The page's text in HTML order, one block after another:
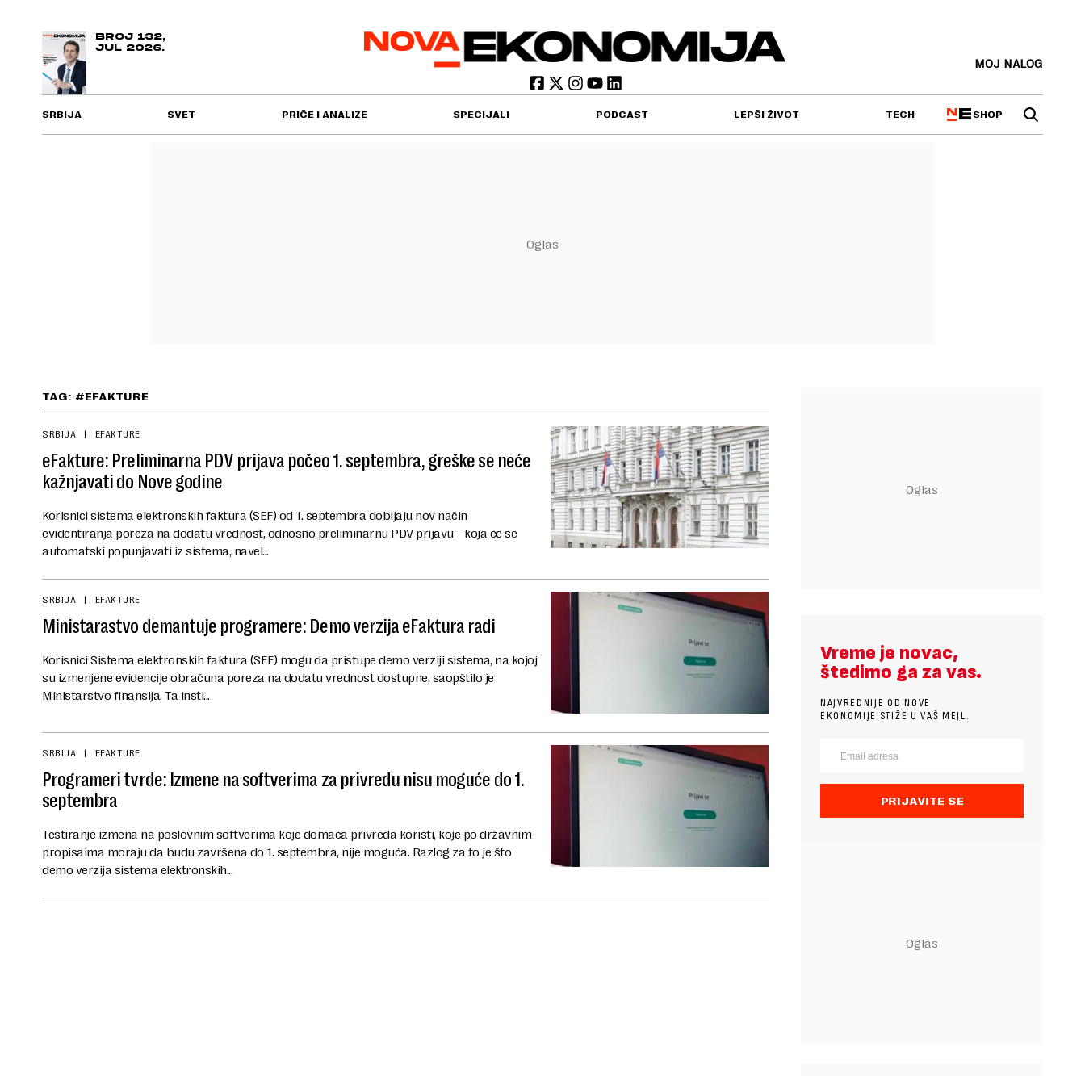
BROJ 132,
JUL 2026.
MOJ NALOG
SRBIJA SVET PRIČE I ANALIZE SPECIJALI PODCAST LEPŠI ŽIVOT TECH SHOP
TAG: #EFAKTURE
SRBIJA EFAKTURE
eFakture: Preliminarna PDV prijava počeo 1. septembra, greške se neće
kažnjavati do Nove godine
Korisnici sistema elektronskih faktura (SEF) od 1. septembra dobijaju nov način
evidentiranja poreza na dodatu vrednost, odnosno preliminarnu PDV prijavu - koja će se
automatski popunjavati iz sistema, navel...
SRBIJA EFAKTURE
Ministarastvo demantuje programere: Demo verzija eFaktura radi
Korisnici Sistema elektronskih faktura (SEF) mogu da pristupe demo verziji sistema, na kojoj
su izmenjene evidencije obračuna poreza na dodatu vrednost dostupne, saopštilo je
Ministarstvo finansija. Ta insti...
SRBIJA EFAKTURE
Programeri tvrde: Izmene na softverima za privredu nisu moguće do 1.
septembra
Testiranje izmena na poslovnim softverima koje domaća privreda koristi, koje po državnim
propisaima moraju da budu završena do 1. septembra, nije moguća. Razlog za to je što
demo verzija sistema elektronskih...
Vreme je novac,
štedimo ga za vas.
NAJVREDNIJE OD NOVE
EKONOMIJE STIŽE U VAŠ MEJL.
PRIJAVITE SE